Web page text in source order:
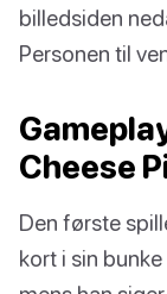
billedsiden
Personen til
Cheese
Den første
kort i sin